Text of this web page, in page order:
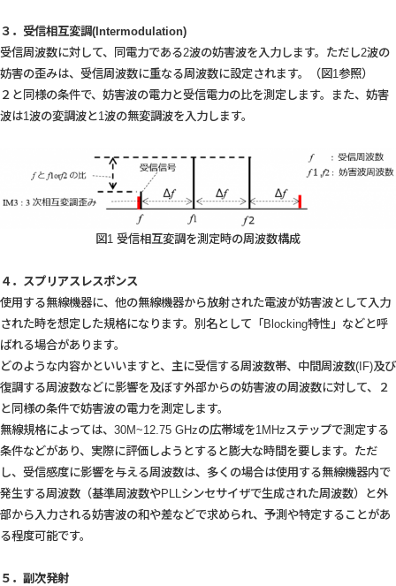
３．受信相互変調(Intermodulation)
受信周波数に対して、同電力である2波の妨害波を入力します。ただし2波の
妨害の歪みは、受信周波数に重なる周波数に設定されます。（図1参照）
２と同様の条件で、妨害波の電力と受信電力の比を測定します。また、妨害
波は1波の変調波と1波の無変調波を入力します。
図1 受信相互変調を測定時の周波数構成
４．スプリアスレスポンス
使用する無線機器に、他の無線機器から放射された電波が妨害波として入力
された時を想定した規格になります。別名として「Blocking特性」などと呼
ばれる場合があります。
どのような内容かといいますと、主に受信する周波数帯、中間周波数(IF)及び
復調する周波数などに影響を及ぼす外部からの妨害波の周波数に対して、２
と同様の条件で妨害波の電力を測定します。
無線規格によっては、30M~12.75 GHzの広帯域を1MHzステップで測定する
条件などがあり、実際に評価しようとすると膨大な時間を要します。ただ
し、受信感度に影響を与える周波数は、多くの場合は使用する無線機器内で
発生する周波数（基準周波数やPLLシンセサイザで生成された周波数）と外
部から入力される妨害波の和や差などで求められ、予測や特定することがあ
る程度可能です。
５．副次発射